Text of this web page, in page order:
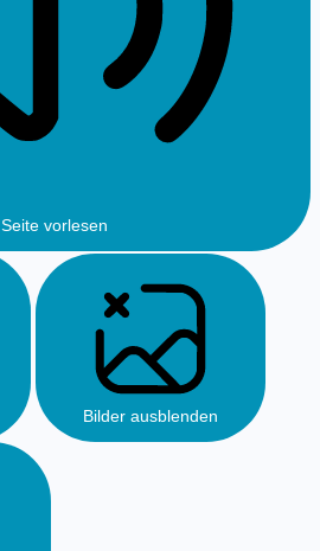
Seite vorlesen
Bilder ausblenden